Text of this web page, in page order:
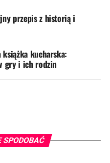
przepis z historią i
kucharska:
gry i ich rodzin
SPODOBAĆ